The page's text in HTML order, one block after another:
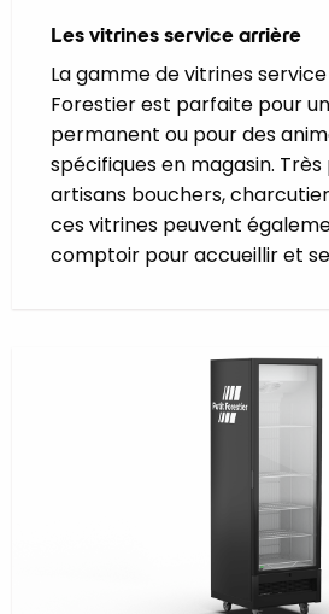
Les vitrines service arrière
La gamme de vitrines
Forestier est parfaite pour
permanent ou pour des
spécifiques en magasin.
artisans bouchers,
ces vitrines peuvent
comptoir pour accueillir et